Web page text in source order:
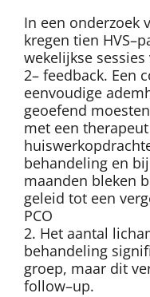
In een onderzoek
kregen tien
wekelijkse sessies
2– feedback. Een
eenvoudige
geoefend
met een
behandeling en
maanden bleken
geleid tot een
PCO
2. Het aantal
behandeling
groep, maar dit
follow–up.